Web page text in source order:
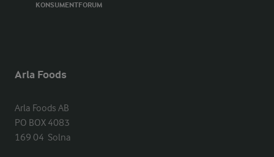
KONSUMENTFORUM
Arla Foods
Arla Foods AB
PO BOX 4083
169 04  Solna